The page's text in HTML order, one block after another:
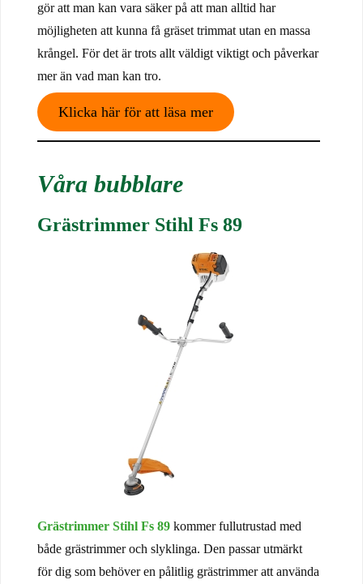
gör att man kan vara säker på att man alltid har
möjligheten att kunna få gräset trimmat utan en massa
krångel. För det är trots allt väldigt viktigt och påverkar
mer än vad man kan tro.
Klicka här för att läsa mer
Våra bubblare
Grästrimmer Stihl Fs 89
Grästrimmer Stihl Fs 89 kommer fullutrustad med
både grästrimmer och slyklinga. Den passar utmärkt
för dig som behöver en pålitlig grästrimmer att använda